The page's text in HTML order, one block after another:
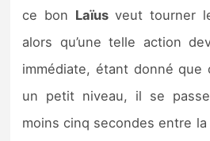
ce bon Laïusveut tourner
alors qu’une telle action
immédiate, étant donné que
un petit niveau, il se
moins cinq secondes entre